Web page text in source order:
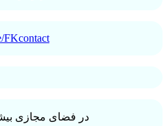
FKcontact
در فضای مجازی